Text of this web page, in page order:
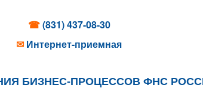
☎(831) 437-08-30
✉ Интернет-приемная
БИЗНЕС-ПРОЦЕССОВ ФНС